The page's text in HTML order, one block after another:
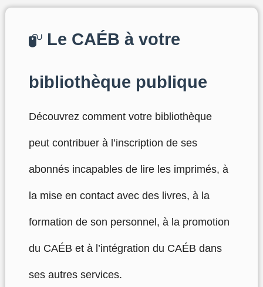
Le CAÉB à votre
bibliothèque publique
Découvrez comment votre bibliothèque
peut contribuer à l’inscription de ses
abonnés incapables de lire les imprimés, à
la mise en contact avec des livres, à la
formation de son personnel, à la promotion
du CAÉB et à l’intégration du CAÉB dans
ses autres services.